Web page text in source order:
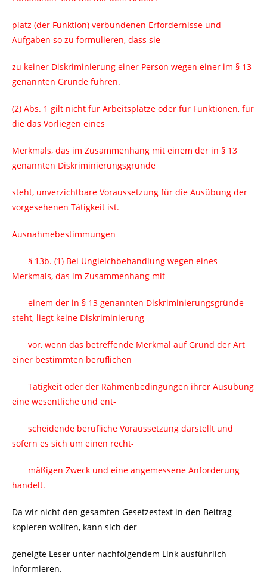
platz (der Funktion) verbundenen Erfordernisse und
Aufgaben so zu formulieren, dass sie
zu keiner Diskriminierung einer Person wegen einer im § 13
genannten Gründe führen.
(2) Abs. 1 gilt nicht für Arbeitsplätze oder für Funktionen, für
die das Vorliegen eines
Merkmals, das im Zusammenhang mit einem der in § 13
genannten Diskriminierungsgründe
steht, unverzichtbare Voraussetzung für die Ausübung der
vorgesehenen Tätigkeit ist.
Ausnahmebestimmungen
§ 13b. (1) Bei Ungleichbehandlung wegen eines
Merkmals, das im Zusammenhang mit
einem der in § 13 genannten Diskriminierungsgründe
steht, liegt keine Diskriminierung
vor, wenn das betreffende Merkmal auf Grund der Art
einer bestimmten beruflichen
Tätigkeit oder der Rahmenbedingungen ihrer Ausübung
eine wesentliche und ent-
scheidende berufliche Voraussetzung darstellt und
sofern es sich um einen recht-
mäßigen Zweck und eine angemessene Anforderung
handelt.
Da wir nicht den gesamten Gesetzestext in den Beitrag
kopieren wollten, kann sich der
geneigte Leser unter nachfolgendem Link ausführlich
informieren.